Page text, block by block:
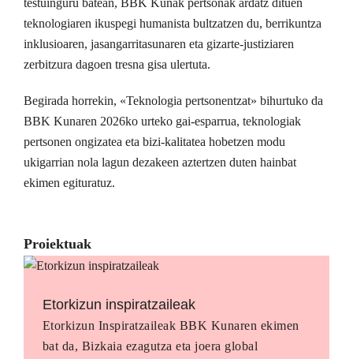
teknologiaren ikuspegi humanista bultzatzen du, berrikuntza
inklusioaren, jasangarritasunaren eta gizarte-justiziaren
zerbitzura dagoen tresna gisa ulertuta.
Begirada horrekin, «Teknologia pertsonentzat» bihurtuko da
BBK Kunaren 2026ko urteko gai-esparrua, teknologiak
pertsonen ongizatea eta bizi-kalitatea hobetzen modu
ukigarrian nola lagun dezakeen aztertzen duten hainbat
ekimen egituratuz.
Proiektuak
Etorkizun inspiratzaileak
Etorkizun Inspiratzaileak BBK Kunaren ekimen
bat da, Bizkaia ezagutza eta joera global